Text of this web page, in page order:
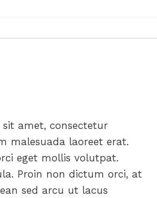
amet, consectetur
malesuada laoreet erat.
eget mollis volutpat.
Proin non dictum orci, at
sed arcu ut lacus